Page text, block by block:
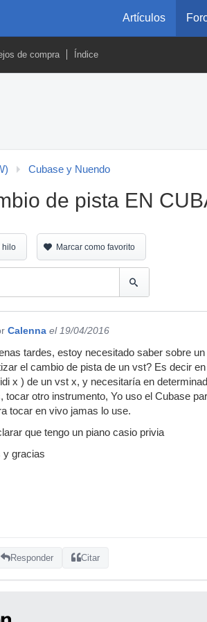
Artículos
de compra Índice
Cubase y Nuendo
de pista EN
hilo Marcar como favorito
Calenna el 19/04/2016
tardes, estoy necesitado saber sobre
el cambio de pista de un vst? Es decir
x ) de un vst x, y necesitaría en
tocar otro instrumento, Yo uso el Cubase
tocar en vivo jamas lo use.
que tengo un piano casio privia
y gracias
Responder Citar